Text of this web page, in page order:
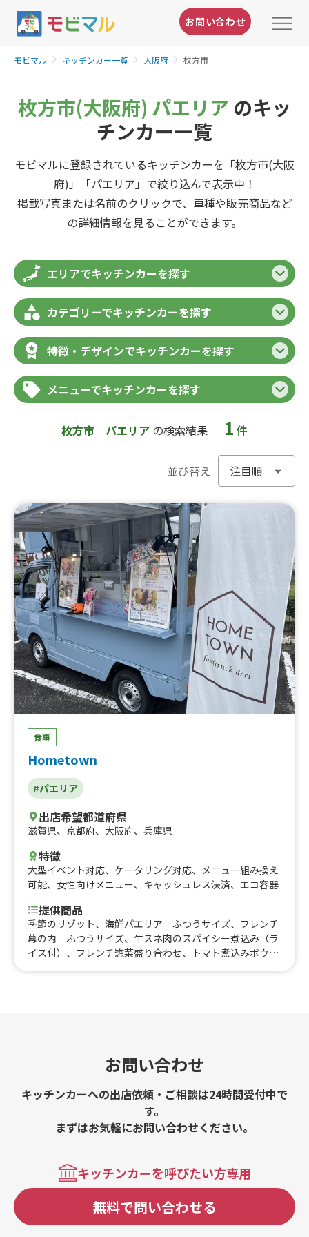
お問い合わせ
モビマル キッチンカー一覧 大阪府 枚方市
枚方市(大阪府) パエリア のキッ
チンカー一覧
モビマルに登録されているキッチンカーを「枚方市(大阪
府)」「パエリア」で絞り込んで表示中！
掲載写真または名前のクリックで、車種や販売商品など
の詳細情報を見ることができます。
エリアでキッチンカーを探す
カテゴリーでキッチンカーを探す
特徴・デザインでキッチンカーを探す
メニューでキッチンカーを探す
枚方市 パエリア の検索結果 1 件
並び替え
食事
Hometown
#パエリア
出店希望都道府県
滋賀県、 京都府、 大阪府、 兵庫県
特徴
大型イベント対応、 ケータリング対応、 メニュー組み換え
可能、 女性向けメニュー、 キャッシュレス決済、 エコ容器
提供商品
季節のリゾット、海鮮パエリア ふつうサイズ、フレンチ
幕の内 ふつうサイズ、牛スネ肉のスパイシー煮込み（ラ
イス付）、フレンチ惣菜盛り合わせ、トマト煮込みボウ
お問い合わせ
キッチンカーへの出店依頼・ご相談は24時間受付中で
す。
まずはお気軽にお問い合わせください。
キッチンカーを呼びたい方専用
無料で問い合わせる